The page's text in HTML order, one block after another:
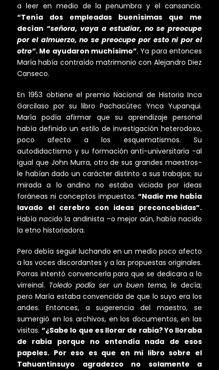
a leer en medio de la penumbra y el cansancio.
“Tenía dos empleadas buenísimas que me
decían “señora, vaya a estudiar, no se preocupe
por el almuerzo, no se preocupe por esto ni por el
otro”. Me ayudaron muchísimo”. Ya para entonces
María había contraído matrimonio con Alejandro Diez
Canseco.
En 1953 obtiene el premio Nacional de Historia Inca
Garcilaso por su libro Pachacútec Ynca Yupanqui.
María podía afirmar que su aprendizaje personal
había definido un estilo de investigación heterodoxo,
poco afecto a los esquematismos. Su
autodidactismo y su formación anti-universitaria -al
igual que John Murra, otro de sus grandes maestros-
le habían dado un carácter distinto a sus trabajos; su
mirada a lo andino no estaba viciada por ideas
foráneas ni conceptos impuestos.“Nadie me había
lavado el cerebro con ideas preconcebidas”.
Había nacido la andinista –o mejor aún, había nacido
la etno historiadora.
Pero debía seguir luchando en un medio poco afecto
a las voces discordantes y a las propuestas originales.
Porras intentó convencerla para que se dedicara a lo
virreinal. Toledo podía ser un buen tema, le decía;
pero María estaba convencida de que lo suyo era los
andes. Entonces, a sugerencia del maestro, se
sumergió en los archivos, en los documentos, en las
visitas.“¿Sabe lo que es llorar de rabia? Yo lloraba
de rabia porque no entendía nada de esos
papeles. Por eso es que en mi libro sobre el
Tahuantinsuyo agradezco no solamente a